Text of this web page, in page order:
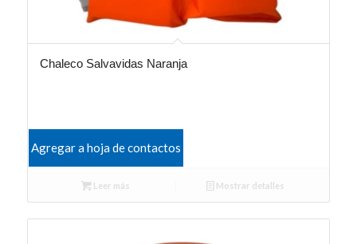
Chaleco Salvavidas Naranja
Agregar a hoja de contactos
Leer más Mostrar detalles